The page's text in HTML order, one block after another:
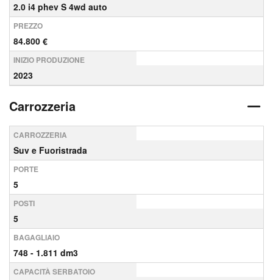
2.0 i4 phev S 4wd auto
PREZZO
84.800 €
INIZIO PRODUZIONE
2023
Carrozzeria
CARROZZERIA
Suv e Fuoristrada
PORTE
5
POSTI
5
BAGAGLIAIO
748 - 1.811 dm3
CAPACITÀ SERBATOIO